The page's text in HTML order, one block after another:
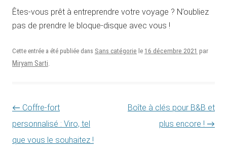
Êtes-vous prêt à entreprendre votre voyage ? N’oubliez
pas de prendre le bloque-disque avec vous !
Cette entrée a été publiée dans Sans catégorie le 16 décembre 2021 par
Miryam Sarti.
Navigation des articles
← Coffre-fort
personnalisé : Viro, tel
que vous le souhaitez !
Boîte à clés pour B&B et
plus encore ! →